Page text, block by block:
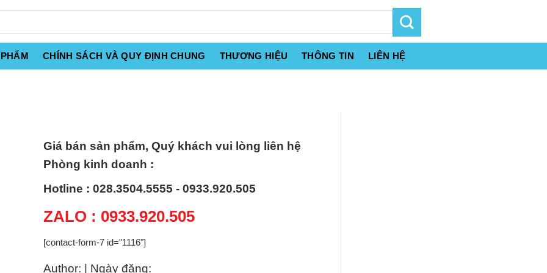
CHÍNH SÁCH VÀ QUY ĐỊNH CHUNG THƯƠNG HIỆU THÔNG TIN LIÊN HỆ
Giá bán sản phẩm, Quý khách vui lòng liên hệ
Phòng kinh doanh :
Hotline : 028.3504.5555 - 0933.920.505
ZALO : 0933.920.505
[contact-form-7 id="1116"]
Author: | Ngày đăng: